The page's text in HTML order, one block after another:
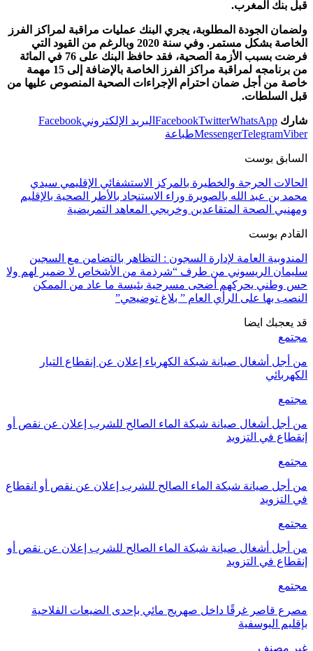
قبل بنك المغرب.
ولضمان الجودة المطلوبة، يجري البنك عمليات مراقبة لمراكز الفرز
الخاصة بشكل مستمر. وفي سنة 2020 وبالرغم من القيود التي
فرضت بسبب الأزمة الصحية، فقد حافظ البنك على 76 في المائة
من برنامجه لمراقبة مراكز الفرز الخاصة بالإضافة إلى 15 مهمة
خاصة من أجل ضمان احترام الإجراءات الصحية المنصوص عليها من
قبل السلطات.
شارك FacebookTwitterWhatsApp البريد الإلكترونيFacebook
MessengerTelegramViber طباعة
السابق بوست
الحالات الحرجة والخطيرة بالمركز الاستشفائي الإقليمي سيدي
محمد بن عبد الله بالصويرة وراء الاستنجاد بالأطر الصحية بالإقليم
ومهنيي الصحة المتقاعدين وخريجي المعاهد التمريضية
القادم بوست
المندوبية العامة لإدارة السجون : التظاهر بالتضامن مع السجين
سليمان الريسوني من طرف “شرذمة من الأشخاص لا ضمير لهم ولا
حس وطني يحركهم أضحى مسرحية بئيسة ما عاد من الممكن
النصب بها على الرأي العام ” بلاغ توضيحي”
قد يعجبك ايضا
مجتمع
من أجل أشغال صيانة شبكة الكهرباء إعلان عن إنقطاع التيار
الكهربائي
مجتمع
من أجل أشغال صيانة شبكة الماء الصالح للشرب إعلان عن نقص أو
إنقطاع في التزويد
مجتمع
من أجل صيانة شبكة الماء الصالح للشرب إعلان عن نقص أو انقطاع
في التزويد
مجتمع
من أجل أشغال صيانة شبكة الماء الصالح للشرب إعلان عن نقص أو
إنقطاع في التزويد
مجتمع
مصرع قاصر غرقًا داخل صهريج مائي بإحدى الضيعات الفلاحية
بإقليم اليوسفية
غير مصنف